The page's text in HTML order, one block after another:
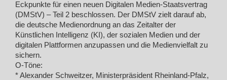
Eckpunkte für einen neuen Digitalen Medien-Staatsvertrag
(DMStV) – Teil 2 beschlossen. Der DMStV zielt darauf ab,
die deutsche Medienordnung an das Zeitalter der
Künstlichen Intelligenz (KI), der sozialen Medien und der
digitalen Plattformen anzupassen und die Medienvielfalt zu
sichern.
O-Töne:
* Alexander Schweitzer, Ministerpräsident Rheinland-Pfalz,